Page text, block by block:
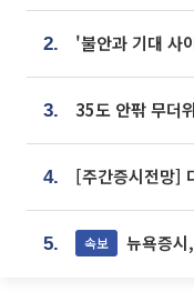
2.
3.
4.
5. 속보 뉴욕증